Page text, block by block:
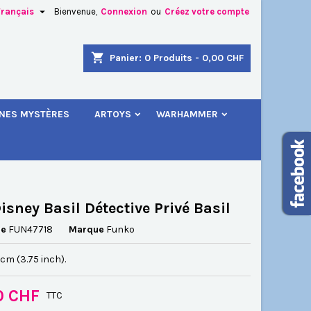
Bienvenue, Connexion ou Créez votre compte

shopping_cart Panier: 0 Produits - 0,00 CHF
MYSTÈRES ARTOYS WARHAMMER
Basil Détective Privé Basil
FUN47718 Marque Funko
cm (3.75 inch).
CHF TTC